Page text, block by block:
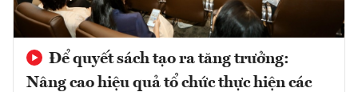
Để quyết sách tạo ra tăng trưởng:
Nâng cao hiệu quả tổ chức thực hiện các